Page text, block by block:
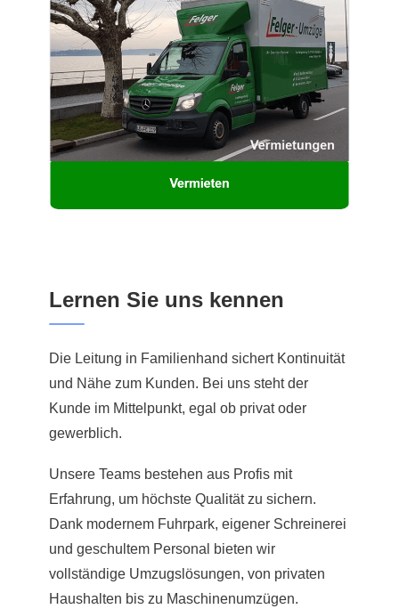
Lernen Sie uns kennen
Die Leitung in Familienhand sichert Kontinuität
und Nähe zum Kunden. Bei uns steht der
Kunde im Mittelpunkt, egal ob privat oder
gewerblich.
Unsere Teams bestehen aus Profis mit
Erfahrung, um höchste Qualität zu sichern.
Dank modernem Fuhrpark, eigener Schreinerei
und geschultem Personal bieten wir
vollständige Umzugslösungen, von privaten
Haushalten bis zu Maschinenumzügen.